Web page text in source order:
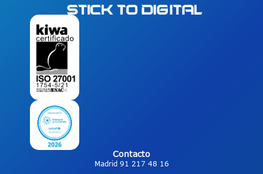
Contacto
Madrid 91 217 48 16